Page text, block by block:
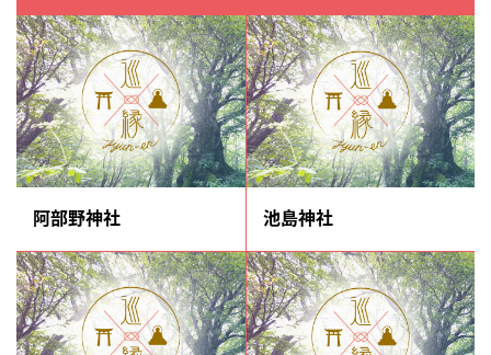
阿部野神社 池島神社